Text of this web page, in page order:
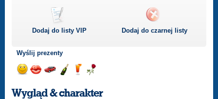
Dodaj do listyVIP Dodaj do czarnej listy
Wyślij prezenty
uśmiech
buziakasamochodem
szampana
drinka
różę
Wygląd & charakter